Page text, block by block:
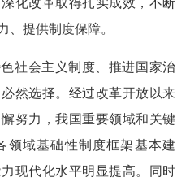
化改革取得扎实成效，不断
、提供制度保障。
社会主义制度、推进国家治
然选择。经过改革开放以来
努力，我国重要领域和关键
领域基础性制度框架基本建
现代化水平明显提高。同时